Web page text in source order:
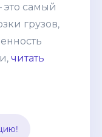
это самый
грузов,
читать
заказу.